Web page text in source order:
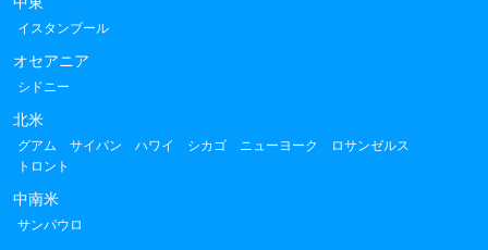
イスタンブール
オセアニア
シドニー
北米
グアム サイパン ハワイ シカゴ ニューヨーク
ロサンゼルス
トロント
中南米
サンパウロ